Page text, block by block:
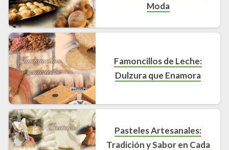
Moda
Famoncillos de Leche:
Dulzura que Enamora
Pasteles Artesanales:
Tradición y Sabor en Cada